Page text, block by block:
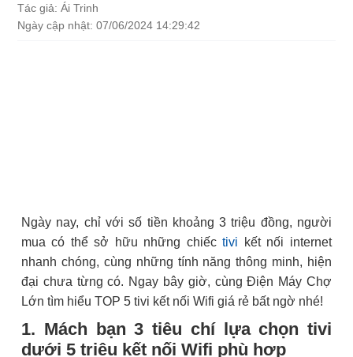
Tác giả: Ái Trinh
Ngày cập nhật: 07/06/2024 14:29:42
Ngày nay, chỉ với số tiền khoảng 3 triệu đồng, người
mua có thể sở hữu những chiếc tivi kết nối internet
nhanh chóng, cùng những tính năng thông minh, hiện
đại chưa từng có. Ngay bây giờ, cùng Điện Máy Chợ
Lớn tìm hiểu TOP 5 tivi kết nối Wifi giá rẻ bất ngờ nhé!
1. Mách bạn 3 tiêu chí lựa chọn tivi
dưới 5 triệu kết nối Wifi phù hợp